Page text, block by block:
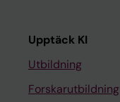
Upptäck KI
Utbildning
Forskarutbildning